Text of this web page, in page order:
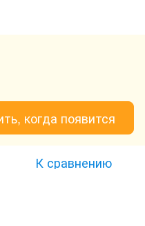
когда появится
К сравнению